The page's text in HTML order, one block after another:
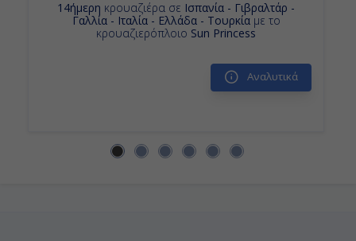
22:00
Ημέρα 14η
14ήμερη κρουαζιέρα σε Iσπανία - Γιβραλτάρ -
Γαλλία - Ιταλία - Ελλάδα - Τουρκίαμε το
κρουαζιερόπλοιο Sun Princess
Αναλυτικά